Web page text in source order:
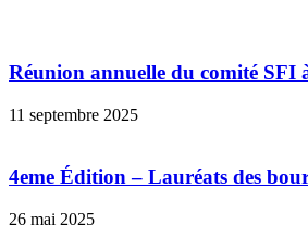
Réunion annuelle du comité SFI
11 septembre 2025
4eme Édition – Lauréats des
26 mai 2025